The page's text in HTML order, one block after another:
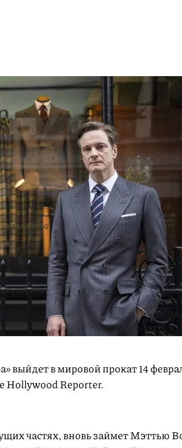
выйдет в мировой прокат 14
Hollywood Reporter.
частях, вновь займет Мэттью